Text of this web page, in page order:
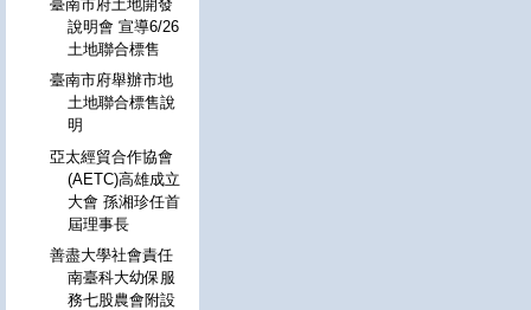
臺南市府土地開發
說明會 宣導6/26
土地聯合標售
臺南市府舉辦市地
土地聯合標售說
明
亞太經貿合作協會
(AETC)高雄成立
大會 孫湘珍任首
屆理事長
善盡大學社會責任
南臺科大幼保服
務七股農會附設